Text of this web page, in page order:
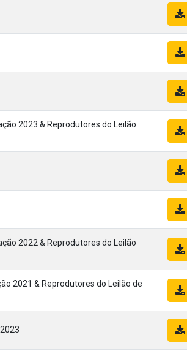
2023 & Reprodutores do Leilão
2022 & Reprodutores do Leilão
2021 & Reprodutores do Leilão de